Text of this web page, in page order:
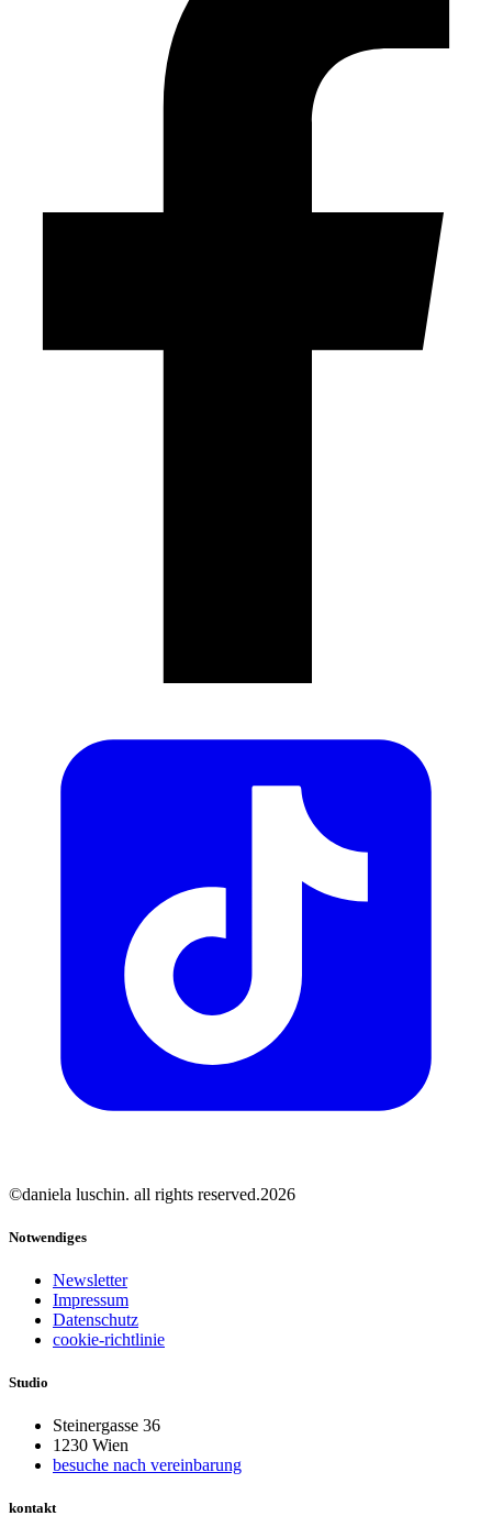
©daniela luschin. all rights reserved.2026
Notwendiges
Newsletter
Impressum
Datenschutz
cookie-richtlinie
Studio
Steinergasse 36
1230 Wien
besuche nach vereinbarung
kontakt